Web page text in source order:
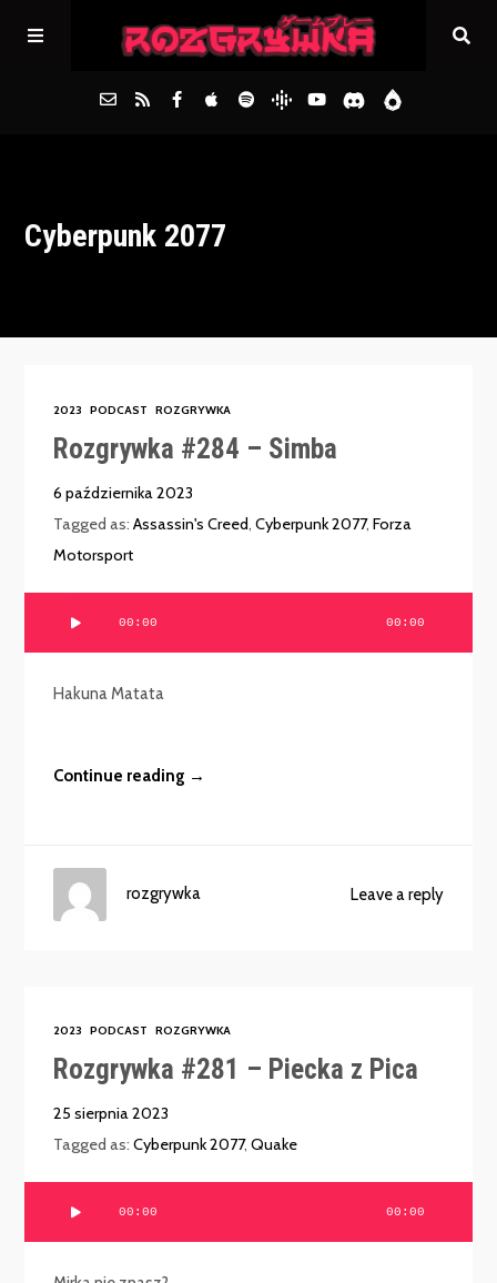
Archiwum
Cyberpunk 2077
2023 PODCAST ROZGRYWKA
Rozgrywka #284 – Simba
6 października 2023
Tagged as:Assassin's Creed,Cyberpunk 2077,Forza
Motorsport
00:00 00:00
Hakuna Matata
Continue reading →
Leave a reply
rozgrywka
2023 PODCAST ROZGRYWKA
Rozgrywka #281 – Piecka z Pica
25 sierpnia 2023
Tagged as:Cyberpunk 2077,Quake
00:00 00:00